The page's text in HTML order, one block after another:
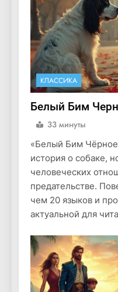
КЛАССИКА
Белый Бим
33 минуты
«Белый Бим
история о собаке,
человеческих
предательстве.
чем 20 языков и
актуальной для